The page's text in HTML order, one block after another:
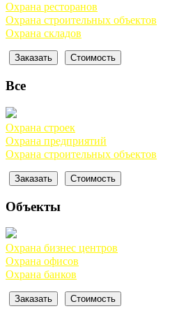
Охрана ресторанов
Охрана строительных объектов
Охрана складов
Заказать Cтоимость
Все
Охрана строек
Охрана предприятий
Охрана строительных объектов
Заказать Cтоимость
Объекты
Охрана бизнес центров
Охрана офисов
Охрана банков
Заказать Cтоимость